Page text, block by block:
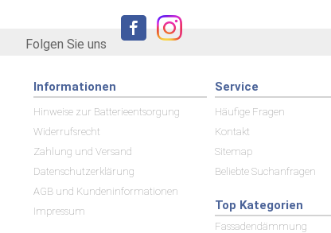
Folgen Sie uns
Informationen
Hinweise zur Batterieentsorgung
Widerrufsrecht
Zahlung und Versand
Datenschutzerklärung
AGB und Kundeninformationen
Impressum
Service
Häufige Fragen
Kontakt
Sitemap
Beliebte Suchanfragen
Top Kategorien
Fassadendämmung